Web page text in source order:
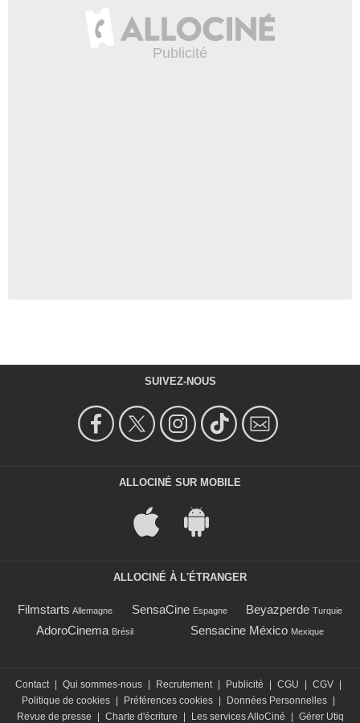
SUIVEZ-NOUS
ALLOCINÉ SUR MOBILE
ALLOCINÉ À L'ÉTRANGER
Filmstarts Allemagne SensaCine Espagne Beyazperde Turquie
AdoroCinema Brésil Sensacine México Mexique
Contact Qui sommes-nous Recrutement Publicité CGU CGV
Politique de cookies
Préférences cookies Données Personnelles
Revue de presse
Charte d'écriture Les services AlloCiné Gérer Utiq